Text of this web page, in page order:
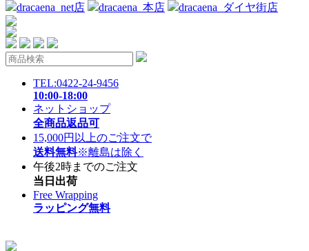
dracaena_net店 dracaena_本店 dracaena_ダイヤ街店
TEL:0422-24-9456
10:00-18:00
ネットショップ
全商品返品可
15,000円以上のご注文で
送料無料※離島は除く
午後2時までのご注文
当日出荷
Free Wrapping
ラッピング無料